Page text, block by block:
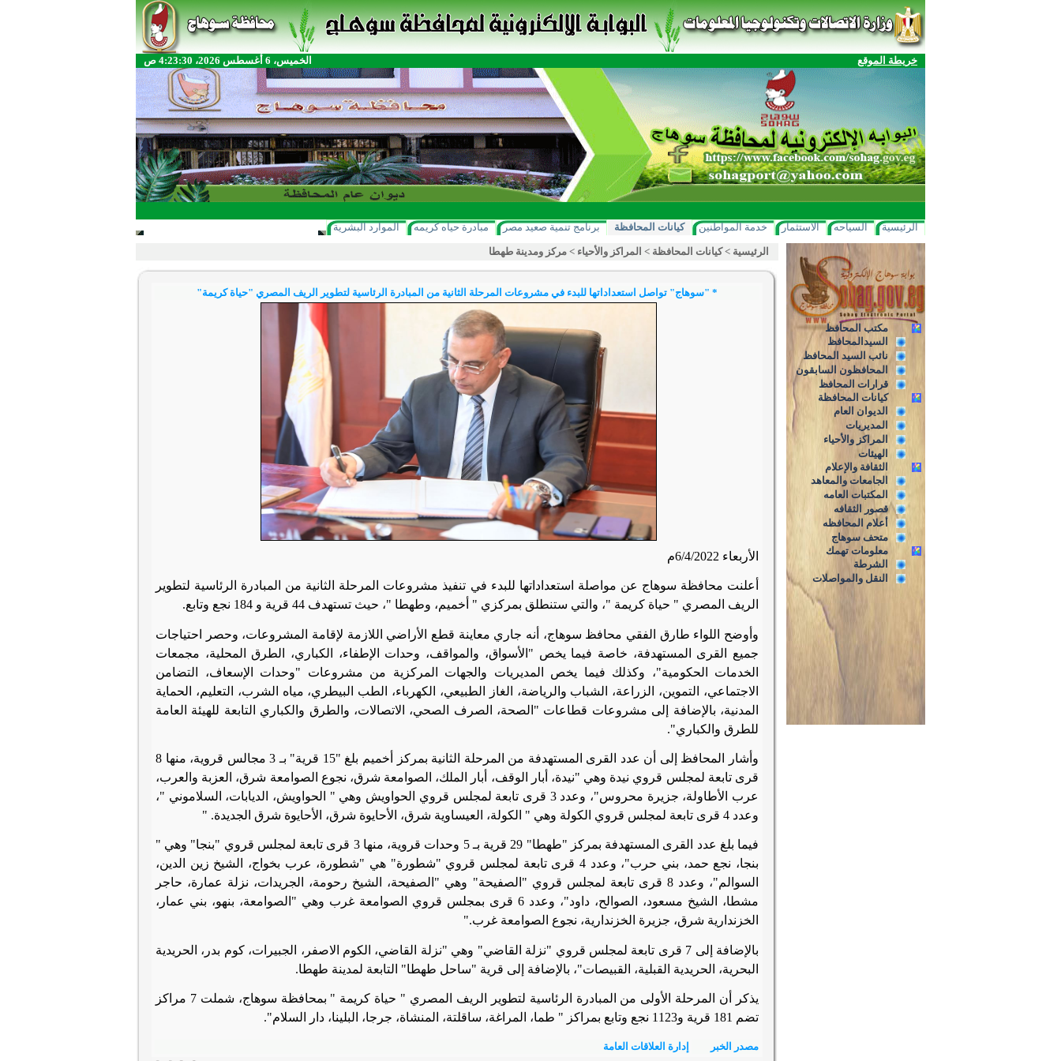
خريطة الموقع الخميس، 6 أغسطس 2026، 4:23:30 ص
الرئيسية السياحه الاستثمار خدمة المواطنين كيانات المحافظة برنامج تنمية صعيد مصر مبادرة حياه كريمه الموارد البشرية
مكتب المحافظ
السيدالمحافظ
نائب السيد المحافظ
المحافظون السابقون
قرارات المحافظ
كيانات المحافظة
الديوان العام
المديريات
المراكز والأحياء
الهيئات
الثقافة والإعلام
الجامعات والمعاهد
المكتبات العامه
قصور الثقافه
أعلام المحافظه
متحف سوهاج
معلومات تهمك
الشرطة
النقل والمواصلات
الرئيسية >كيانات المحافظة > المراكز والأحياء > مركز ومدينة طهطا
* "سوهاج" تواصل استعداداتها للبدء في مشروعات المرحلة الثانية من المبادرة الرئاسية لتطوير الريف المصري "حياة كريمة"
الأربعاء 6/4/2022م
أعلنت محافظة سوهاج عن مواصلة استعداداتها للبدء في تنفيذ مشروعات المرحلة الثانية من المبادرة الرئاسية لتطوير
الريف المصري " حياة كريمة "، والتي ستنطلق بمركزي " أخميم، وطهطا "، حيث تستهدف 44 قرية و 184 نجع وتابع
.
وأوضح اللواء طارق الفقي محافظ سوهاج، أنه جاري معاينة قطع الأراضي اللازمة لإقامة المشروعات، وحصر احتياجات
جميع القرى المستهدفة، خاصة فيما يخص "الأسواق، والمواقف، وحدات الإطفاء، الكباري، الطرق المحلية، مجمعات
الخدمات الحكومية"، وكذلك فيما يخص المديريات والجهات المركزية من مشروعات "وحدات الإسعاف، التضامن
الاجتماعي، التموين، الزراعة، الشباب والرياضة، الغاز الطبيعي، الكهرباء، الطب البيطري، مياه الشرب، التعليم، الحماية
المدنية، بالإضافة إلى مشروعات قطاعات "الصحة، الصرف الصحي، الاتصالات، والطرق والكباري التابعة للهيئة العامة
للطرق والكباري"
.
وأشار المحافظ إلى أن عدد القرى المستهدفة من المرحلة الثانية بمركز أخميم بلغ "15 قرية" بـ 3 مجالس قروية، منها 8
قرى تابعة لمجلس قروي نيدة وهي "نيدة، أبار الوقف، أبار الملك، الصوامعة شرق، نجوع الصوامعة شرق، العزبة والعرب،
عرب الأطاولة، جزيرة محروس"، وعدد 3 قرى تابعة لمجلس قروي الحواويش وهي " الحواويش، الديابات، السلاموني "،
وعدد 4 قرى تابعة لمجلس قروي الكولة وهي " الكولة، العيساوية شرق، الأحايوة شرق، الأحايوة شرق الجديدة
" .
فيما بلغ عدد القرى المستهدفة بمركز "طهطا" 29 قرية بـ 5 وحدات قروية، منها 3 قرى تابعة لمجلس قروي "بنجا" وهي "
بنجا، نجع حمد، بني حرب"، وعدد 4 قرى تابعة لمجلس قروي "شطورة" هي "شطورة، عرب بخواج، الشيخ زين الدين،
السوالم"، وعدد 8 قرى تابعة لمجلس قروي "الصفيحة" وهي "الصفيحة، الشيخ رحومة، الجريدات، نزلة عمارة، حاجر
مشطا، الشيخ مسعود، الصوالح، داود"، وعدد 6 قرى بمجلس قروي الصوامعة غرب وهي "الصوامعة، بنهو، بني عمار،
الخزندارية شرق، جزيرة الخزندارية، نجوع الصوامعة غرب".
بالإضافة إلى 7 قرى تابعة لمجلس قروي "نزلة القاضي" وهي "نزلة القاضي، الكوم الاصفر، الجبيرات، كوم بدر، الحريدية
البحرية، الحريدية القبلية، القبيصات"، بالإضافة إلى قرية "ساحل طهطا" التابعة لمدينة طهطا.
يذكر أن المرحلة الأولى من المبادرة الرئاسية لتطوير الريف المصري "
حياة كريمة " بمحافظة سوهاج، شملت 7 مراكز
تضم 181 قرية و1123 نجع وتابع بمراكز " طما، المراغة، ساقلتة، المنشاة، جرجا، البلينا، دار السلام".
مصدر الخبر إدارة العلاقات العامة